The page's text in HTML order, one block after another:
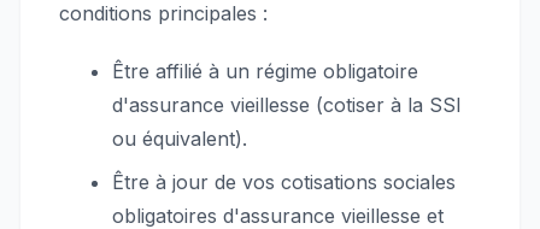
conditions principales :
Être affilié à un régime obligatoire
d'assurance vieillesse (cotiser à la SSI
ou équivalent).
Être à jour de vos cotisations sociales
obligatoires d'assurance vieillesse et